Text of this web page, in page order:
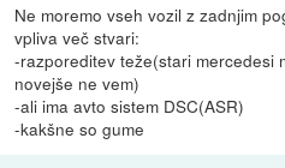
Ne moremo vseh vozil z zadnjim
vpliva več stvari:
-razporeditev teže(stari mercedesi
novejše ne vem)
-ali ima avto sistem DSC(ASR)
-kakšne so gume